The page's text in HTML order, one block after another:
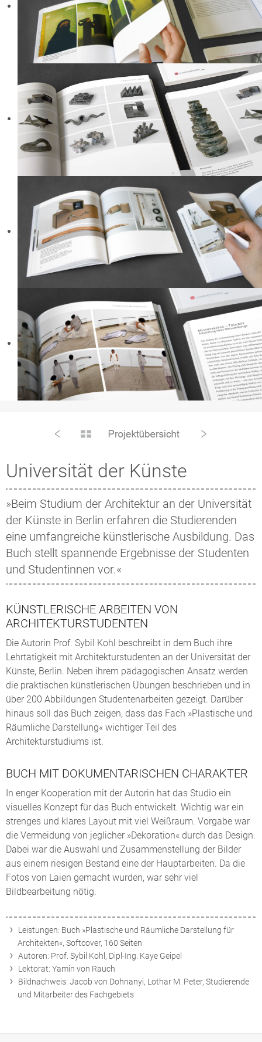
Universität der Künste
»Beim Studium der Architektur an der Universität
der Künste in Berlin erfahren die Studierenden
eine umfangreiche künstlerische Ausbildung. Das
Buch stellt spannende Ergebnisse der Studenten
und Studentinnen vor.«
KÜNSTLERISCHE ARBEITEN VON
ARCHITEKTURSTUDENTEN
Die Autorin Prof. Sybil Kohl beschreibt in dem Buch ihre
Lehrtätigkeit mit Architekturstudenten an der Universität der
Künste, Berlin. Neben ihrem pädagogischen Ansatz werden
die praktischen künstlerischen Übungen beschrieben und in
über 200 Abbildungen Studentenarbeiten gezeigt. Darüber
hinaus soll das Buch zeigen, dass das Fach »Plastische und
Räumliche Darstellung« wichtiger Teil des
Architekturstudiums ist.
BUCH MIT DOKUMENTARISCHEN CHARAKTER
In enger Kooperation mit der Autorin hat das Studio ein
visuelles Konzept für das Buch entwickelt. Wichtig war ein
strenges und klares Layout mit viel Weißraum. Vorgabe war
die Vermeidung von jeglicher »Dekoration« durch das Design.
Dabei war die Auswahl und Zusammenstellung der Bilder
aus einem riesigen Bestand eine der Hauptarbeiten. Da die
Fotos von Laien gemacht wurden, war sehr viel
Bildbearbeitung nötig.
Leistungen: Buch »Plastische und Räumliche Darstellung für
Architekten«, Softcover, 160 Seiten
Autoren: Prof. Sybil Kohl, Dipl-Ing. Kaye Geipel
Lektorat: Yamin von Rauch
Bildnachweis: Jacob von Dohnanyi, Lothar M. Peter, Studierende
und Mitarbeiter des Fachgebiets